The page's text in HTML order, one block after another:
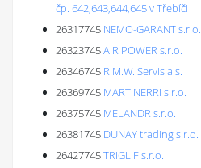
čp. 642,643,644,645 v Třebíči
26317745 NEMO-GARANT s.r.o.
26323745AIR POWER s.r.o.
26346745 R.M.W. Servis a.s.
26369745 MARTINERRI s.r.o.
26375745 MELANDR s.r.o.
26381745 DUNAY trading s.r.o.
26427745TRIGLIF s.r.o.